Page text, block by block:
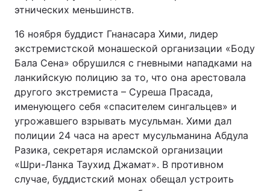
Економіка Світ
Спорт Наука
Техно і зв'язок Лайт
Зброя Інциденти
Здоров'я Туризм
Цікавинки Погода
Екологія Регіони
этнических меньшинств.
16 ноября буддист Гнанасара Хими, лидер
экстремистской монашеской организации «Боду
Бала Сена» обрушился с гневными нападками на
ланкийскую полицию за то, что она арестовала
другого экстремиста – Суреша Прасада,
именующего себя «спасителем сингальцев» и
угрожавшего взрывать мусульман. Хими дал
полиции 24 часа на арест мусульманина Абдула
Разика, секретаря исламской организации
«Шри-Ланка Таухид Джамат». В противном
случае, буддистский монах обещал устроить